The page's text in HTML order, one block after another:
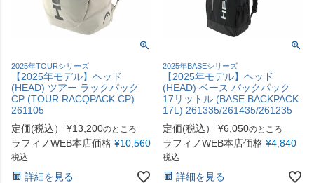
2025年TOURシリーズ
【2025年モデル】ヘッド
(HEAD) ツアー ラックパック
CP (TOUR RACQPACK CP)
261105
定価(税込）
¥13,200のところ
ラフィノWEB本店価格 ¥10,560
税込
詳細を見る
2025年BASEシリーズ
【2025年モデル】ヘッド
(HEAD) ベース バックパック
17リットル (BASE BACKPACK
17L) 261335/261435/261235
定価(税込）
¥6,050のところ
ラフィノWEB本店価格 ¥4,840
税込
詳細を見る